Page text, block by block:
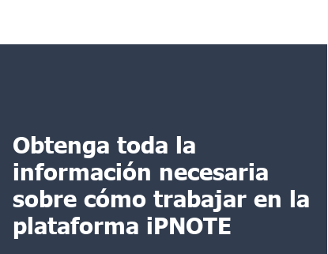
Obtenga toda la
información necesaria
sobre cómo trabajar en la
plataforma iPNOTE